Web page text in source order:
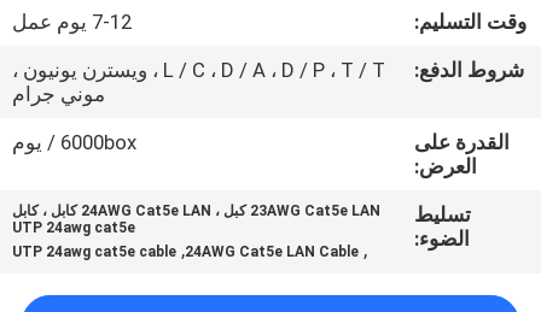
مراقبة
الجودة
اتصل
وقت التسليم:
7-12 يوم عمل
شروط الدفع:
L / C ، D / A ، D / P ، T / T ، ويسترن يونيون ،
موني جرام
القدرة على
العرض:
6000box / يوم
تسليط
الضوء:
23AWG Cat5e LAN كبل ، 24AWG Cat5e LAN كابل ، كابل
UTP 24awg cat5e
,
24AWG Cat5e LAN Cable
,
UTP 24awg cat5e cable